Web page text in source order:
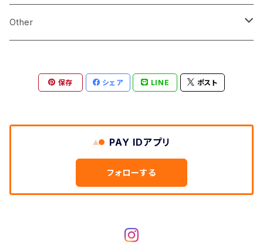
pierce
corsage
linestone comb
katyusha
Other
ringpillow
保存 シェア LINE ポスト
PAY IDアプリ
フォローする